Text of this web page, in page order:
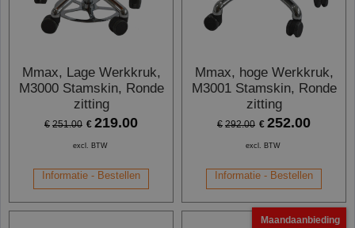
Mmax, Lage Werkkruk,
M3000 Stamskin, Ronde
zitting
€ 251.00 € 219.00
excl. BTW
Informatie - Bestellen
Mmax, hoge Werkkruk,
M3001 Stamskin, Ronde
zitting
€ 292.00 € 252.00
excl. BTW
Informatie - Bestellen
Maandaanbieding